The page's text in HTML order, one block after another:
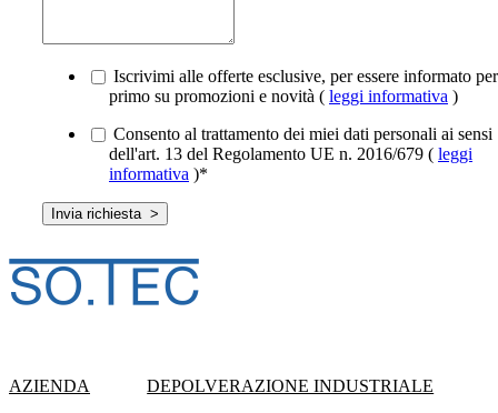
Iscrivimi alle offerte esclusive, per essere informato per
primo su promozioni e novità ( leggi informativa )
Consento al trattamento dei miei dati personali ai sensi
dell'art. 13 del Regolamento UE n. 2016/679 ( leggi
informativa )*
AZIENDA DEPOLVERAZIONE INDUSTRIALE